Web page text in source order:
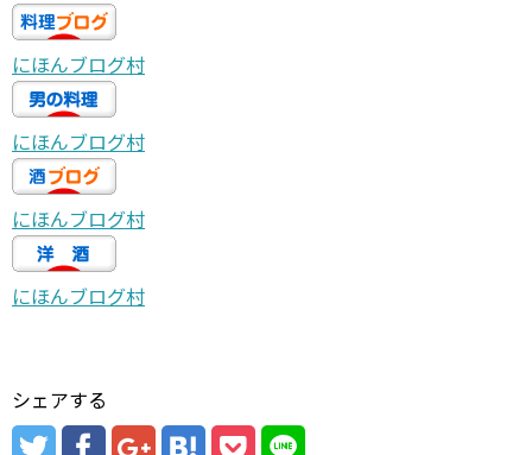
にほんブログ村
にほんブログ村
にほんブログ村
にほんブログ村
シェアする